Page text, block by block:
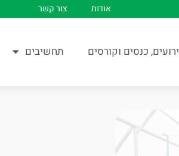
אודות צור קשר
כנסים וקורסים תחשיבים